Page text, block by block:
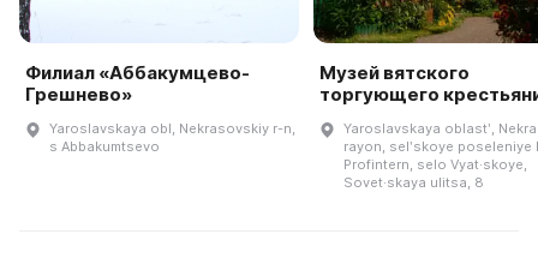
Филиал «Аббакумцево-
Грешнево»
Yaroslavskaya obl, Nekrasovskiy r-n,
s Abbakumtsevo
Музей вятского
торгующего
Yaroslavskaya oblastʹ,
rayon, selʹskoye poseleniye
Profintern, selo Vyat·skoye,
Sovet·skaya ulitsa, 8